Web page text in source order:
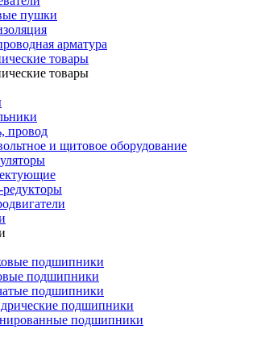
пушки
арматура
товары
товары
провод
и щитовое оборудование
подшипники
подшипники
подшипники
подшипники
подшипники